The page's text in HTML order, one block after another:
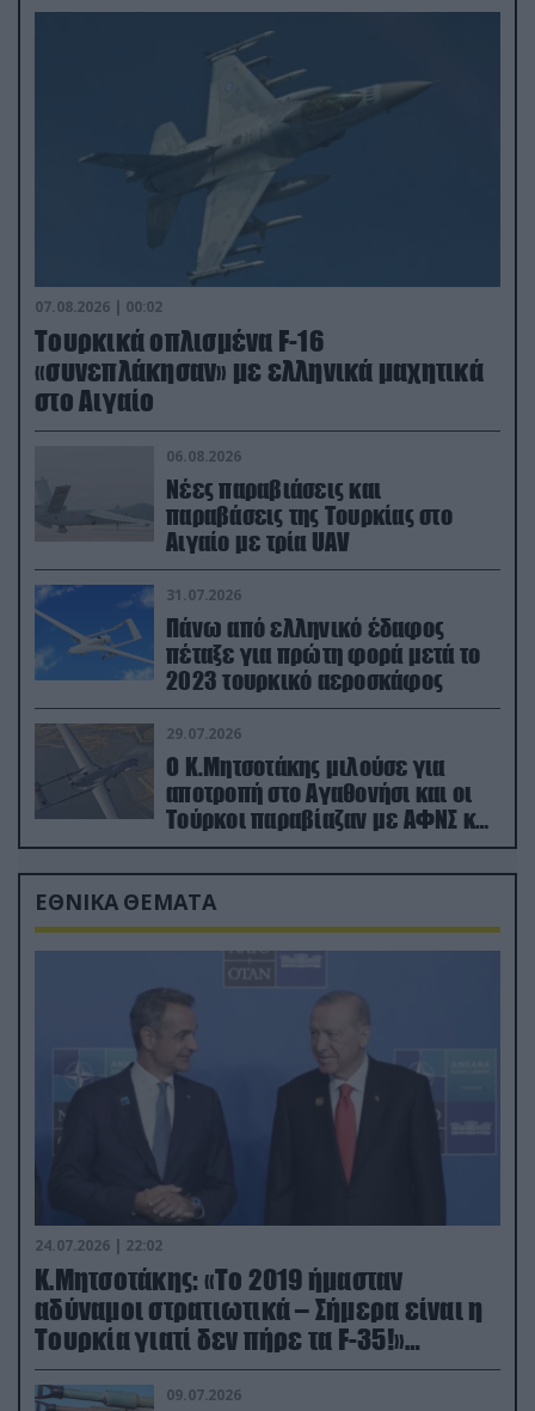
07.08.2026 | 00:02
Τουρκικά οπλισμένα F-16
«συνεπλάκησαν» με ελληνικά μαχητικά
στο Αιγαίο
06.08.2026
Νέες παραβιάσεις και
παραβάσεις της Τουρκίας στο
Αιγαίο με τρία UAV
31.07.2026
Πάνω από ελληνικό έδαφος
πέταξε για πρώτη φορά μετά το
2023 τουρκικό αεροσκάφος
29.07.2026
Ο Κ.Μητσοτάκης μιλούσε για
αποτροπή στο Αγαθονήσι και οι
Τούρκοι παραβίαζαν με ΑΦΝΣ και
drone
ΕΘΝΙΚΑ ΘΕΜΑΤΑ
24.07.2026 | 22:02
Κ.Μητσοτάκης: «Το 2019 ήμασταν
αδύναμοι στρατιωτικά – Σήμερα είναι η
Τουρκία γιατί δεν πήρε τα F-35!»
(βίντεο)
09.07.2026